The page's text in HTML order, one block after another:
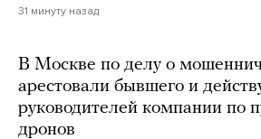
31 минуту назад
В Москве по делу о
арестовали бывшего и
руководителей компании по
дронов